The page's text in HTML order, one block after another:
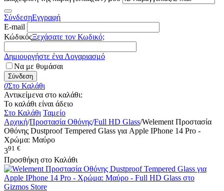
ΣύνδεσηΕγγραφή
E-mail
ΚώδικόςΞεχάσατε τον Κωδικό;
Δημιουργήστε ένα Λογαριασμό
Να με θυμάσαι
Σύνδεση
0Στο Καλάθι
Αντικείμενα στο καλάθι:
Το καλάθι είναι άδειο
Στο Καλάθι Ταμείο
Αρχική/Προστασία Οθόνης/Full HD Glass/Welement Προστασία
Οθόνης Dustproof Tempered Glass για Apple IPhone 14 Pro -
Χρώμα: Μαύρο
391 €
Προσθήκη στο Καλάθι